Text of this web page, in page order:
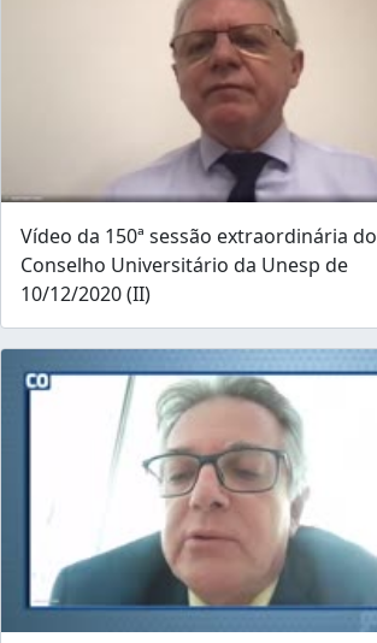
Vídeo da 150ª sessão extraordinária do
Conselho Universitário da Unesp de
10/12/2020 (II)